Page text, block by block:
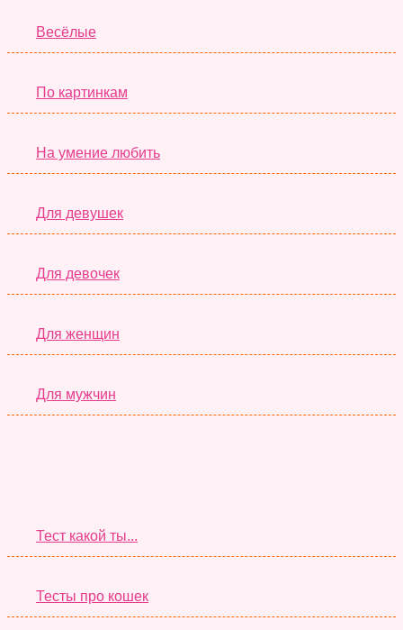
Весёлые
По картинкам
На умение любить
Для девушек
Для девочек
Для женщин
Для мужчин
Тест какой ты...
Тесты про кошек